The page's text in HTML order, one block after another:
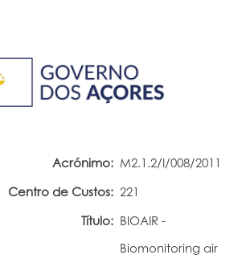
Acrónimo: M2.1.2/I/008/2011
Centro de Custos: 221
Título: BIOAIR -
Biomonitoring air